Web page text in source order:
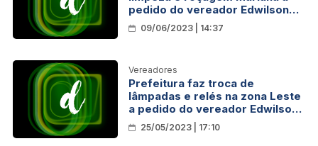
pedido do vereador Edwilson
Negreiros
09/06/2023 | 14:37
Vereadores
Prefeitura faz troca de
lâmpadas e relés na zona Leste
a pedido do vereador Edwilson
Negreiros
25/05/2023 | 17:10